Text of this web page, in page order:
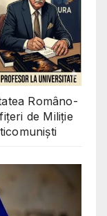
Româno-
de Miliție